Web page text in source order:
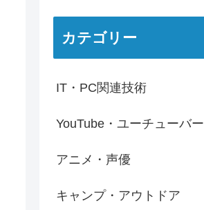
カテゴリー
IT・PC関連技術
YouTube・ユーチューバー
アニメ・声優
キャンプ・アウトドア